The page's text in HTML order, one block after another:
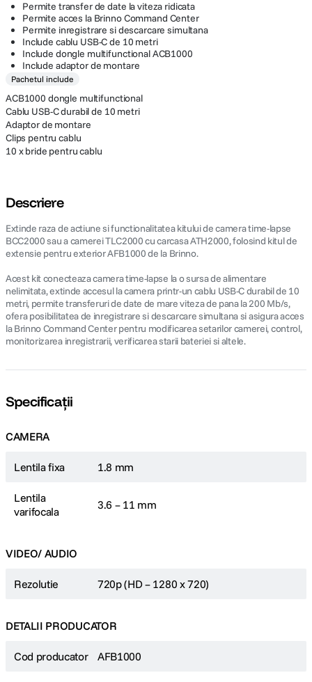
Permite transfer de date la viteza ridicata
Permite acces la Brinno Command Center
Permite inregistrare si descarcare simultana
Include cablu USB-C de 10 metri
Include dongle multifunctional ACB1000
Include adaptor de montare
Pachetul include
ACB1000 dongle multifunctional
Cablu USB-C durabil de 10 metri
Adaptor de montare
Clips pentru cablu
10 x bride pentru cablu
Descriere
Extinde raza de actiune si functionalitatea kitului de camera time-lapse
BCC2000 sau a camerei TLC2000 cu carcasa ATH2000, folosind kitul de
extensie pentru exterior AFB1000 de la Brinno.
Acest kit conecteaza camera time-lapse la o sursa de alimentare
nelimitata, extinde accesul la camera printr-un cablu USB-C durabil de 10
metri, permite transferuri de date de mare viteza de pana la 200 Mb/s,
ofera posibilitatea de inregistrare si descarcare simultana si asigura acces
la Brinno Command Center pentru modificarea setarilor camerei, control,
monitorizarea inregistrarii, verificarea starii bateriei si altele.
Specificații
CAMERA
Lentila fixa 1.8 mm
Lentila
varifocala
3.6 – 11 mm
VIDEO/ AUDIO
Rezolutie 720p (HD – 1280 x 720)
DETALII PRODUCATOR
Cod producator AFB1000